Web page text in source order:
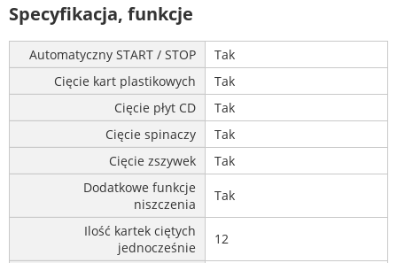
Specyfikacja, funkcje
Automatyczny START / STOP
Tak
Cięcie kart plastikowych
Tak
Cięcie płyt CD
Tak
Cięcie spinaczy
Tak
Cięcie zszywek
Tak
Dodatkowe funkcje
niszczenia
Tak
Ilość kartek ciętych
jednocześnie
12